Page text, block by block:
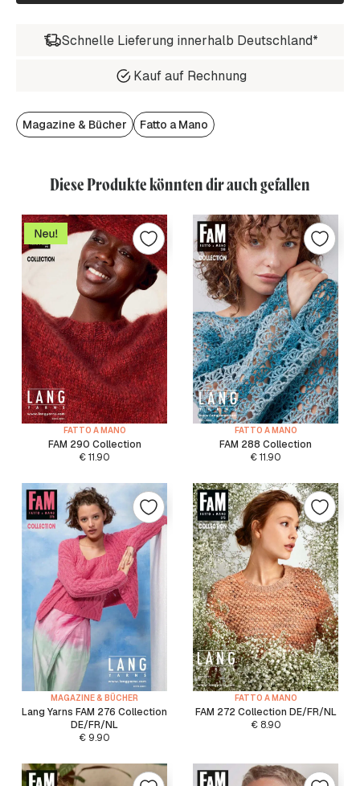
Schnelle Lieferung innerhalb Deutschland*
Kauf auf Rechnung
Magazine & Bücher Fatto a Mano
Diese Produkte könnten dir auch gefallen
FATTO A MANO
FAM 290 Collection
€11.90
FATTO A MANO
FAM 288 Collection
€11.90
MAGAZINE & BÜCHER
Lang Yarns FAM 276 Collection
DE/FR/NL
€ 9.90
FATTO A MANO
FAM 272 Collection DE/FR/NL
€8.90